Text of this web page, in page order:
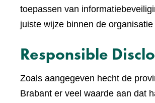
toepassen van
juiste wijze binnen de
Responsible
Zoals aangegeven hecht de
Brabant er veel waarde aan dat